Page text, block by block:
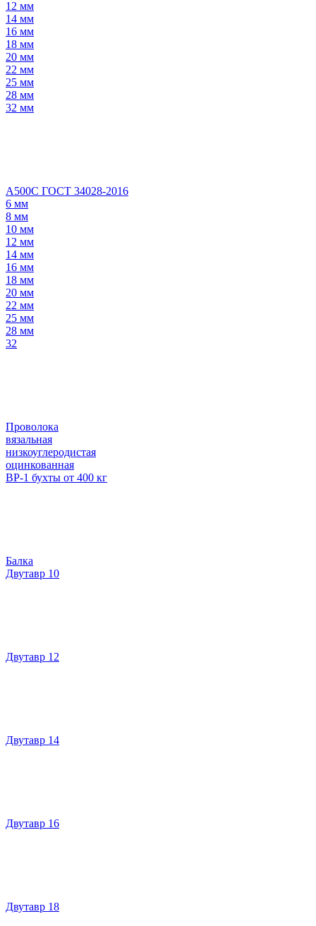
12 мм
14 мм
16 мм
18 мм
20 мм
22 мм
25 мм
28 мм
32 мм
А500С ГОСТ 34028-2016
6 мм
8 мм
10 мм
12 мм
14 мм
16 мм
18 мм
20 мм
22 мм
25 мм
28 мм
32
Проволока
вязальная
низкоуглеродистая
оцинкованная
ВР-1 бухты от 400 кг
Балка
Двутавр 10
Двутавр 12
Двутавр 14
Двутавр 16
Двутавр 18